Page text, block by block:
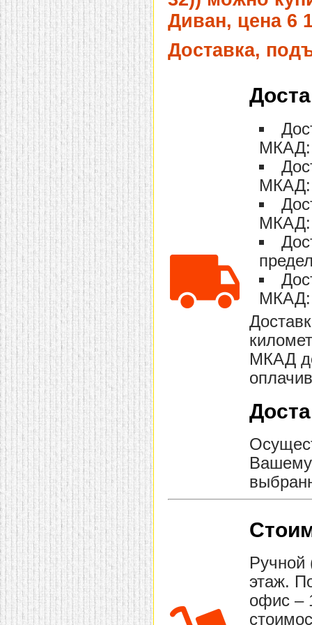
домашнем использовании.
Эта мебель имеет
некоторые преимущества
перед той же стенкой для
гостиной, к примеру,
поскольку она более
легкая и не загромождает
пространство. В спальне
этот предмет можно
поставить у изголовья
кровати, чтобы заполнить
пустующее там
место. Также стеллажи
очень часто используют в
качестве разграничителей
комнаты, например, на
рабочую зону и
пространство для отдыха.
Особенно это актуально
для однокомнатных
квартир.
Диван, цена 6
Доставка,
МКАД:
МКАД:
МКАД:
МКАД:
МКАД
Вашему
Ручной
этаж.
офис –